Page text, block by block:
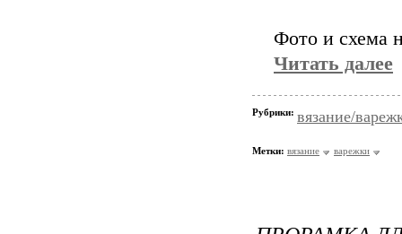
Фото и схема
Читать далее
Рубрики: вязание/
Метки: вязание варежки